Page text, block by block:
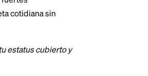
bajo la MLA para los miembros
y supermercados y quieren 4x